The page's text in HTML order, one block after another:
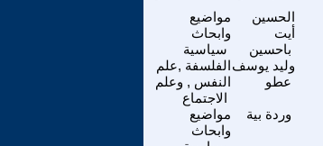
مواضيع
وابحاث
سياسية
الحسين
أيت
باحسين
الفلسفة ,علم
النفس , وعلم
الاجتماع
وليد يوسف
عطو
مواضيع
وابحاث
وردة بية